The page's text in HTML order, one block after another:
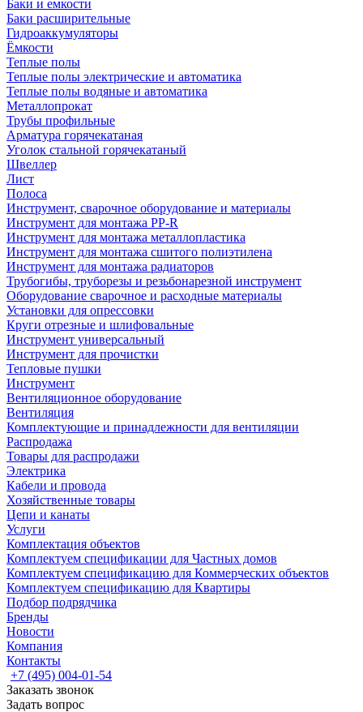
Баки и емкости
Баки расширительные
Гидроаккумуляторы
Ёмкости
Теплые полы
Теплые полы электрические и автоматика
Теплые полы водяные и автоматика
Металлопрокат
Трубы профильные
Арматура горячекатаная
Уголок стальной горячекатаный
Швеллер
Лист
Полоса
Инструмент, сварочное оборудование и материалы
Инструмент для монтажа PP-R
Инструмент для монтажа металлопластика
Инструмент для монтажа сшитого полиэтилена
Инструмент для монтажа радиаторов
Трубогибы, труборезы и резьбонарезной инструмент
Оборудование сварочное и расходные материалы
Установки для опрессовки
Круги отрезные и шлифовальные
Инструмент универсальный
Инструмент для прочистки
Тепловые пушки
Инструмент
Вентиляционное оборудование
Вентиляция
Комплектующие и принадлежности для вентиляции
Распродажа
Товары для распродажи
Электрика
Кабели и провода
Хозяйственные товары
Цепи и канаты
Услуги
Комплектация объектов
Комплектуем спецификации для Частных домов
Комплектуем спецификацию для Коммерческих объектов
Комплектуем спецификацию для Квартиры
Подбор подрядчика
Бренды
Новости
Компания
Контакты
+7 (495) 004-01-54
Заказать звонок
Задать вопрос